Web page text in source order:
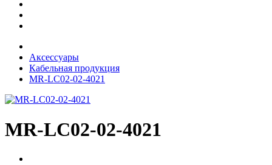
Аксессуары
Кабельная продукция
MR-LC02-02-4021
MR-LC02-02-4021